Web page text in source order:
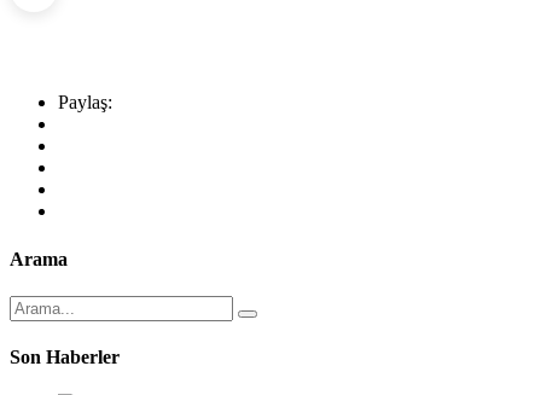
Paylaş:
Arama
Son Haberler